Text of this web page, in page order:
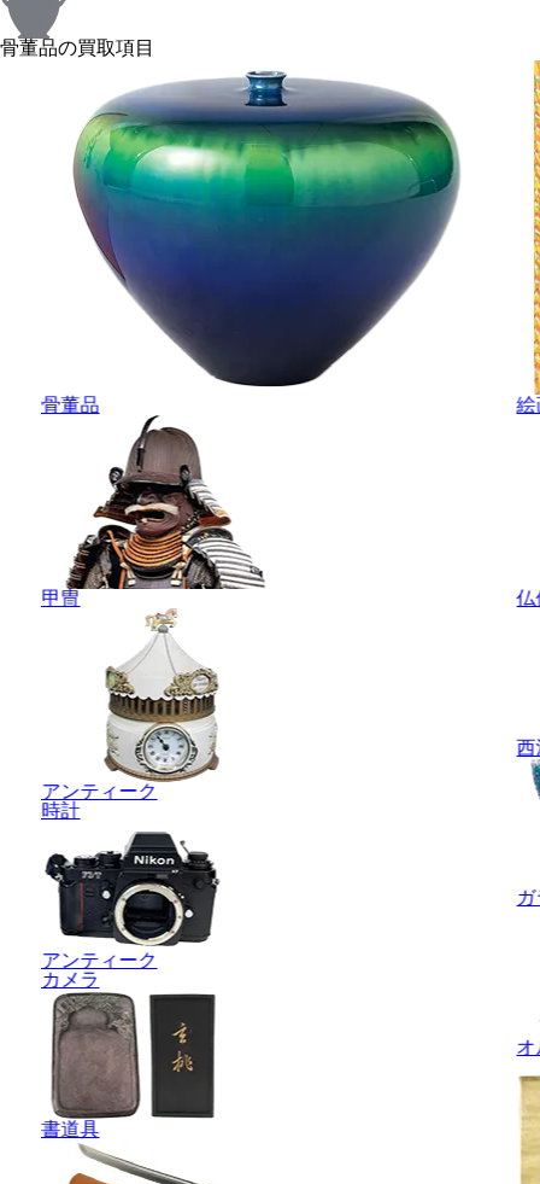
骨董品の買取項目
骨董品
甲冑
アンティーク
時計
アンティーク
カメラ
書道具
絵
仏
西
オ